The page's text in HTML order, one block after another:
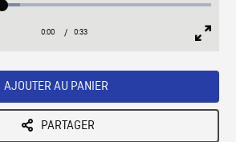
Loaded:
Current
0:00 / Duration
0:33
AJOUTER AU PANIER
PARTAGER